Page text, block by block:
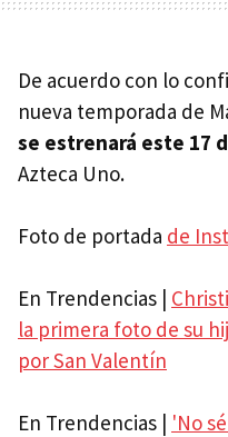
De acuerdo con lo
nueva temporada de
se estrenará este 17
Azteca Uno.
Foto de portada de
En Trendencias |
la primera foto de su
por San Valentín
En Trendencias | 'No